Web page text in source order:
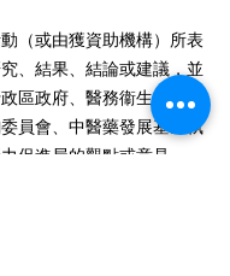
（或由獲資助機構）所表
、結果、結論或建議，並
區政府、醫務衞生局、中
員會、中醫藥發展基金執
促進局的觀點或意見。